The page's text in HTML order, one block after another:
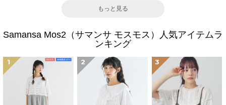
もっと見る
Samansa Mos2（サマンサ モスモス）人気アイテムラ
ンキング
1 2 3